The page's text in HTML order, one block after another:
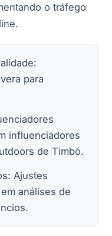
o tráfego
para
influenciadores
de Timbó.
Ajustes
análises de